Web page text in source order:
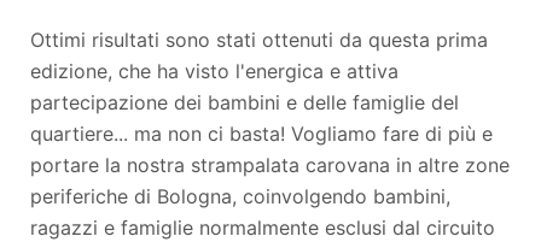
Ottimi risultati sono stati ottenuti da questa prima
edizione, che ha visto l'energica e attiva
partecipazione dei bambini e delle famiglie del
quartiere... ma non ci basta! Vogliamo fare di più e
portare la nostra strampalata carovana in altre zone
periferiche di Bologna, coinvolgendo bambini,
ragazzi e famiglie normalmente esclusi dal circuito